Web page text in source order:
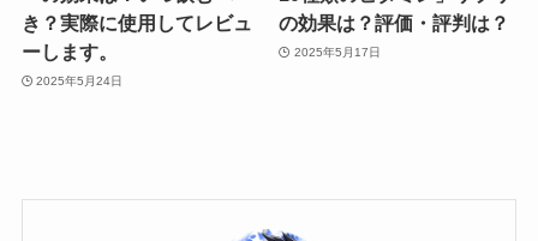
き？実際に使用してレビュ
ーします。
2025年5月24日
の効果は？評価・評判は？
2025年5月17日